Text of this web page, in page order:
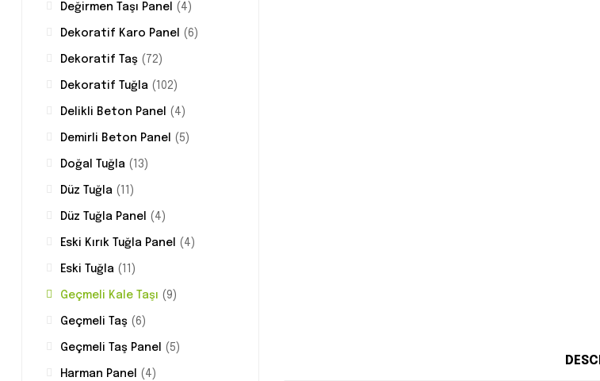
Değirmen Taşı Panel (4)
Dekoratif Karo Panel (6)
Dekoratif Taş (72)
Dekoratif Tuğla (102)
Delikli Beton Panel (4)
Demirli Beton Panel (5)
Doğal Tuğla (13)
Düz Tuğla (11)
Düz Tuğla Panel (4)
Eski Kırık Tuğla Panel (4)
Eski Tuğla (11)
Geçmeli Kale Taşı (9)
Geçmeli Taş (6)
Geçmeli Taş Panel (5)
Harman Panel (4)